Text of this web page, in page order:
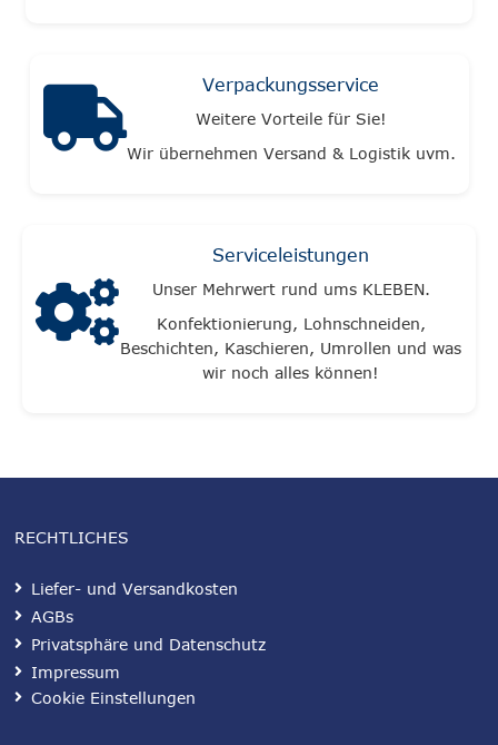
Verpackungsservice
Weitere Vorteile für Sie!
Wir übernehmen Versand & Logistik uvm.
Serviceleistungen
Unser Mehrwert rund ums KLEBEN.
Konfektionierung, Lohnschneiden,
Beschichten, Kaschieren, Umrollen und was
wir noch alles können!
RECHTLICHES
Liefer- und Versandkosten
AGBs
Privatsphäre und Datenschutz
Impressum
Cookie Einstellungen